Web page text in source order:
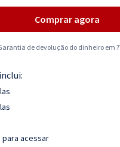
Comprar agora
de devolução do dinheiro em
para acessar